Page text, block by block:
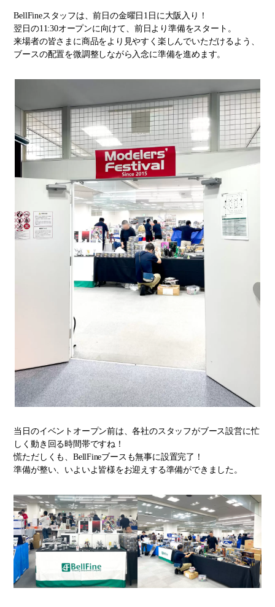
BellFineスタッフは、前日の金曜日1日に大阪入り！
翌日の11:30オープンに向けて、前日より準備をスタート。
来場者の皆さまに商品をより見やすく楽しんでいただけるよう、
ブースの配置を微調整しながら入念に準備を進めます。
当日のイベントオープン前は、各社のスタッフがブース設営に忙
しく動き回る時間帯ですね！
慌ただしくも、BellFineブースも無事に設置完了！
準備が整い、いよいよ皆様をお迎えする準備ができました。